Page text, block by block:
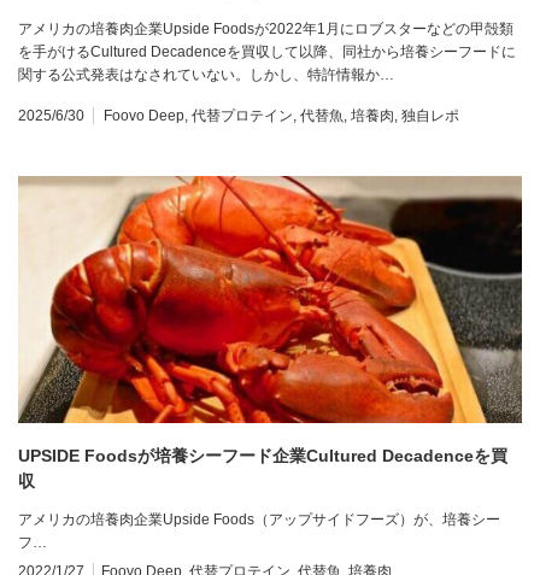
アメリカの培養肉企業Upside Foodsが2022年1月にロブスターなどの甲殻類
を手がけるCultured Decadenceを買収して以降、同社から培養シーフードに
関する公式発表はなされていない。しかし、特許情報か…
2025/6/30 Foovo Deep, 代替プロテイン, 代替魚, 培養肉, 独自レポ
UPSIDE Foodsが培養シーフード企業Cultured Decadenceを買
収
アメリカの培養肉企業Upside Foods（アップサイドフーズ）が、培養シー
フ…